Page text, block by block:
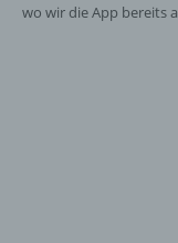
wo wir die App bereits